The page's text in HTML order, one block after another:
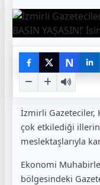
N
İzmirli Gazeteciler,
çok etkilediği illerin
meslektaşlarıyla
Ekonomi
bölgesindeki